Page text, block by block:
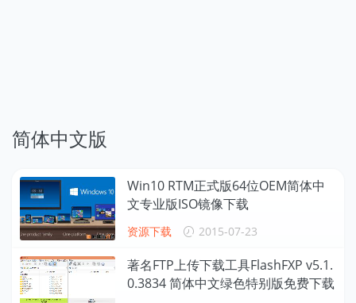
简体中文版
Win10 RTM正式版64位OEM简体中
文专业版ISO镜像下载
资源下载 2015-07-23
著名FTP上传下载工具FlashFXP v5.1.
0.3834 简体中文绿色特别版免费下载